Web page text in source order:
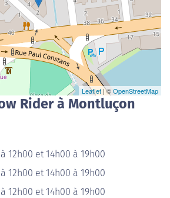
Leaflet | ©OpenStreetMap
Rider à Montluçon
12h00 et 14h00 à 19h00
12h00 et 14h00 à 19h00
12h00 et 14h00 à 19h00